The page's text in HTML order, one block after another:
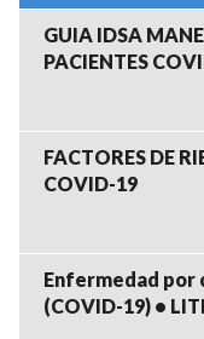
GUIA IDSA
PACIENTES
FACTORES DE
COVID-19
Enfermedad por
(COVID-19) •